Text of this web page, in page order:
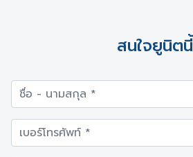
สนใจยูนิตนี้